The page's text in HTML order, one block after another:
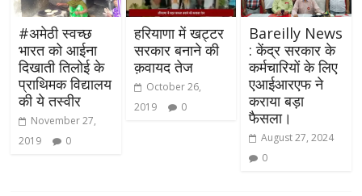
#अमेठी स्वच्छ
भारत को आईना
दिखाती तिलोई के
प्राथिमक विद्यालय
की ये तस्वीर
November 27,
2019
0
हरियाणा में खट्टर
सरकार बनाने की
क़वायद तेज
October 26,
2019
0
Bareilly News
: केंद्र सरकार के
कर्मचारियों के लिए
एआईआरएफ ने
कराया बड़ा
फैसला।
August 27, 2024
0